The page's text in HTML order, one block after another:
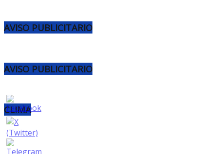
AVISO PUBLICITARIO
AVISO PUBLICITARIO
CLIMA